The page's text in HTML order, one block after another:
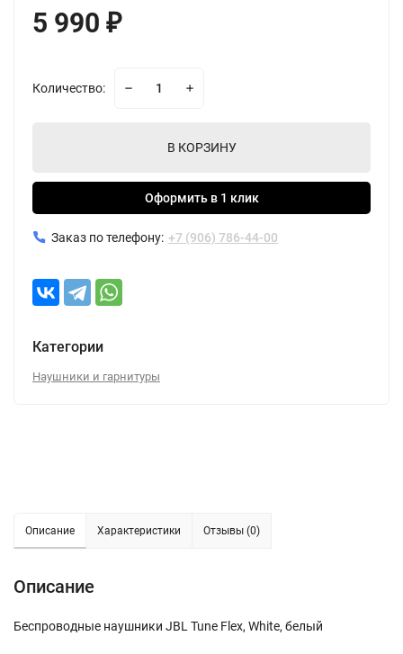
5 990 ₽
Количество:
В КОРЗИНУ
Оформить в 1 клик
Заказ по телефону: +7 (906) 786-44-00
Категории
Наушники и гарнитуры
Описание Характеристики Отзывы (0)
Описание
Беспроводные наушники JBL Tune Flex, White, белый